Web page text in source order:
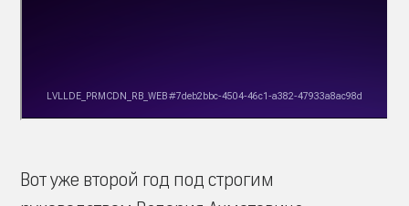
Вот уже второй год под строгим